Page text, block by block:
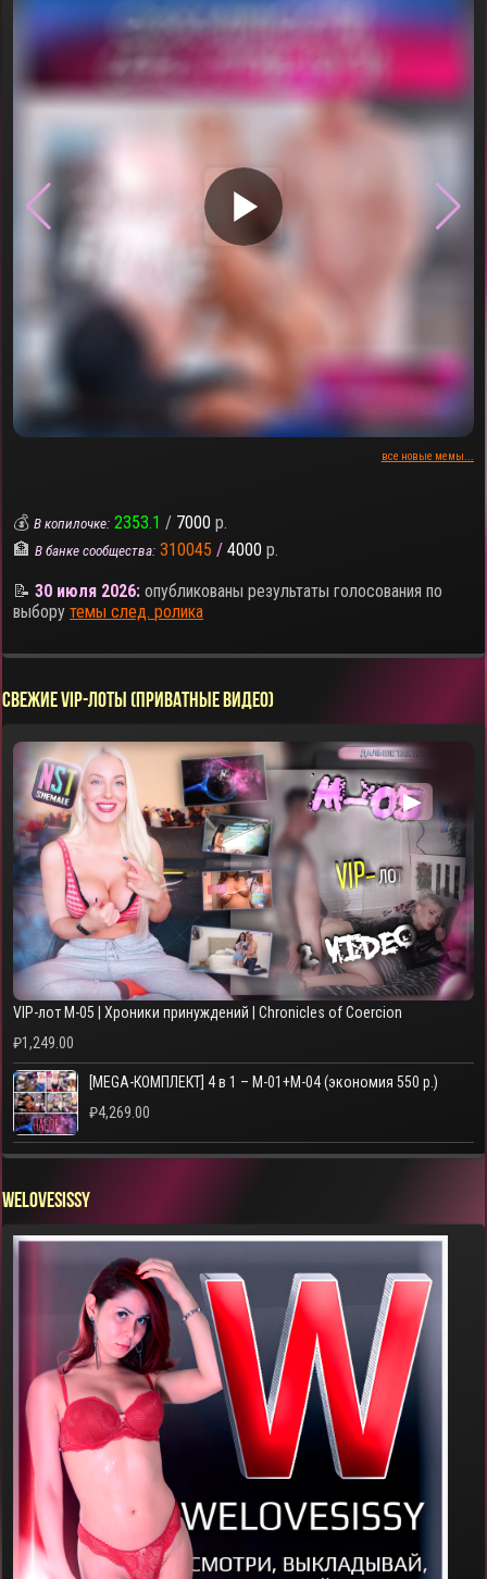
▶
все новые мемы...
💰В копилочке: 2353.1 / 7000 р.
🏦В банке сообщества: 310045 / 4000 р.
📝30 июля 2026: опубликованы результаты голосования по
выборутемы след. ролика
СВЕЖИЕ VIP-ЛОТЫ (ПРИВАТНЫЕ ВИДЕО)
▶
VIP-лот M-05 | Хроники принуждений | Chronicles of Coercion
₽1,249.00
[MEGA-КОМПЛЕКТ] 4 в 1 – M-01+M-04 (экономия 550 р.)
₽4,269.00
WELOVESISSY